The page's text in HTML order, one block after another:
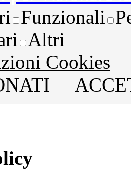
Funzionali
Altri
Cookies